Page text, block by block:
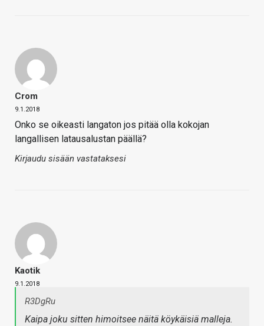
Crom
9.1.2018
Onko se oikeasti langaton jos pitää olla kokojan
langallisen latausalustan päällä?
Kirjaudu sisään vastataksesi
Kaotik
9.1.2018
R3DgRu
Kaipa joku sitten himoitsee näitä köykäisiä malleja.